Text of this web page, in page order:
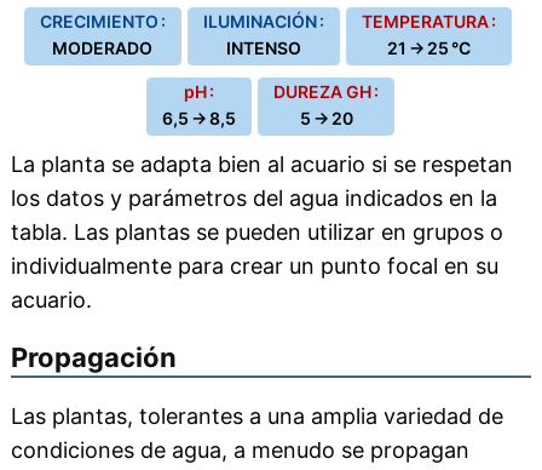
CRECIMIENTO :
MODERADO
ILUMINACIÓN :
INTENSO
TEMPERATURA :
21 → 25 °C
pH :
6,5 → 8,5
DUREZA GH :
5 → 20
La planta se adapta bien al acuario si se respetan
los datos y parámetros del agua indicados en la
tabla. Las plantas se pueden utilizar en grupos o
individualmente para crear un punto focal en su
acuario.
Propagación
Las plantas, tolerantes a una amplia variedad de
condiciones de agua, a menudo se propagan